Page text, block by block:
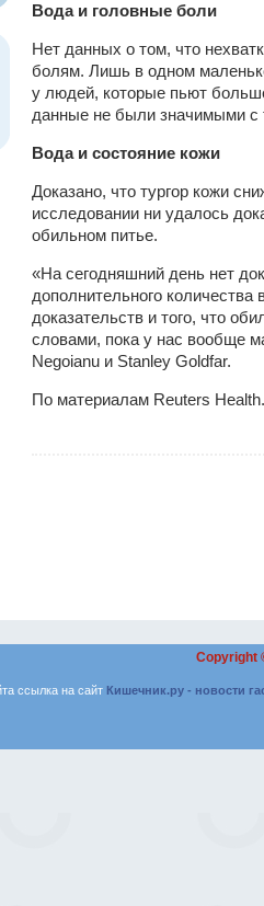
Вода и головные боли
Нет данных о том, что
болям. Лишь в одном
у людей, которые пьют
данные не были значимыми с
Вода и состояние кожи
Доказано, что тургор кожи
исследовании ни удалось
обильном питье.
«На сегодняшний день нет
дополнительного
доказательств и того, что
словами, пока у нас вообще
Negoianu и Stanley Goldfar.
По материалам Reuters Health.
Copyright
ссылка на сайт Кишечник.ру - новости